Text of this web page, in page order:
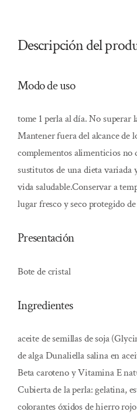
Descripción del
Modo de uso
tome 1 perla al día. No superar
Mantener fuera del alcance de
complementos alimenticios no
sustitutos de una dieta
vida saludable.Conservar a
lugar fresco y seco protegido
Presentación
Bote de cristal
Ingredientes
aceite de semillas de soja
de alga Dunaliella salina en
Beta caroteno y Vitamina E
Cubierta de la perla: gelatina,
colorantes óxidos de hierro